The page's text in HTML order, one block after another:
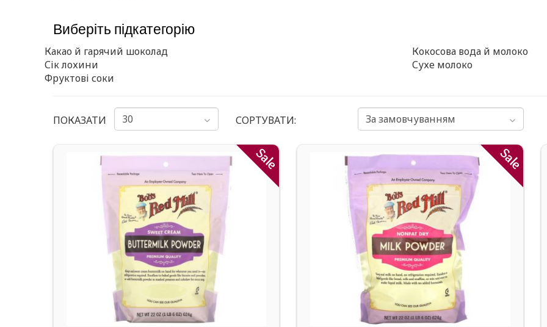
Виберіть підкатегорію
Какао й гарячий шоколад
Кокосова вода й молоко
Сік лохини
Сухе молоко
Фруктові соки
ПОКАЗАТИ СОРТУВАТИ:
Sale Sale